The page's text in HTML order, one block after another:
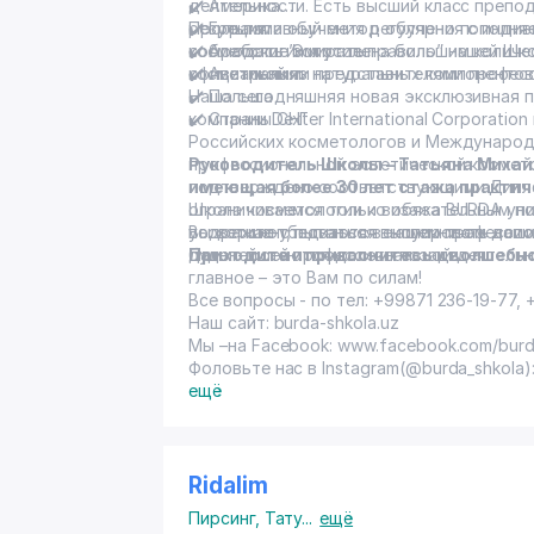
деятельности. Есть высший класс
результативный метод обучения с
соблюдать ”золотое правило” нашей
косметикой из натуральных
✔️ Америка
✔️ Греция
✔️ Арабские Эмираты
✔️ Австралия
✔️ Польша
✔️ Страны СНГ
Программа обучения регулярно
косметологии и усилена большим
официальными представителями
Наша сегодняшняя новая эксклюзивная
компании Dexter International
Российских косметологов и
профессиональной эстетической
подтверждено соответствующими
ограничиваемся только обязательным
усовершенствоваться выпускникам
дальнейшей профессиональной
Руководитель Школы – Татьяна
имеющая более 30 лет стажа
Школа косметологии и визажа BURDA
подражают, пытаются скопировать
будет- остаются далеко позади.
Вы хотите убедиться в нашем
Приходите и прикоснитесь к
главное – это Вам по силам!
Все вопросы - по тел: +99871 236-19-77,
Наш сайт: burda-shkola.uz
Мы –на Facebook:www.facebook.com/
Фоловьте нас в Instagram(@burda_shkola):
ещё
Ridalim
Пирсинг, Тату... ещё